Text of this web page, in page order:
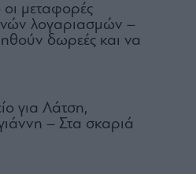
μεταφορές
λογαριασμών –
δωρεές και να
για Λάτση,
– Στα σκαριά